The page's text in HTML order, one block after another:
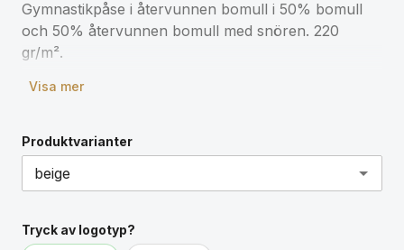
Gymnastikpåse i återvunnen bomull i 50% bomull
och 50% återvunnen bomull med snören. 220
gr/m².
Visa mer
Produktvarianter
Tryck av logotyp?